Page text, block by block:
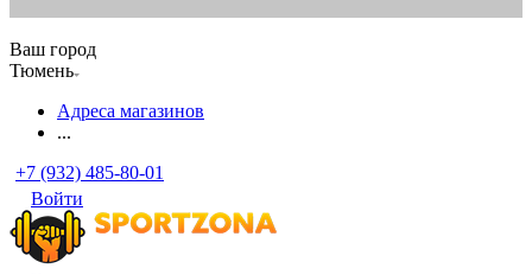
Ваш город
Тюмень
Адреса магазинов
...
+7 (932) 485-80-01
Войти